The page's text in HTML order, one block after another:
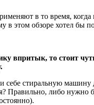
в то время,
этом обзоре хотел бы
впритык, то стоит
стиральную машину
Правильно, либо нужно